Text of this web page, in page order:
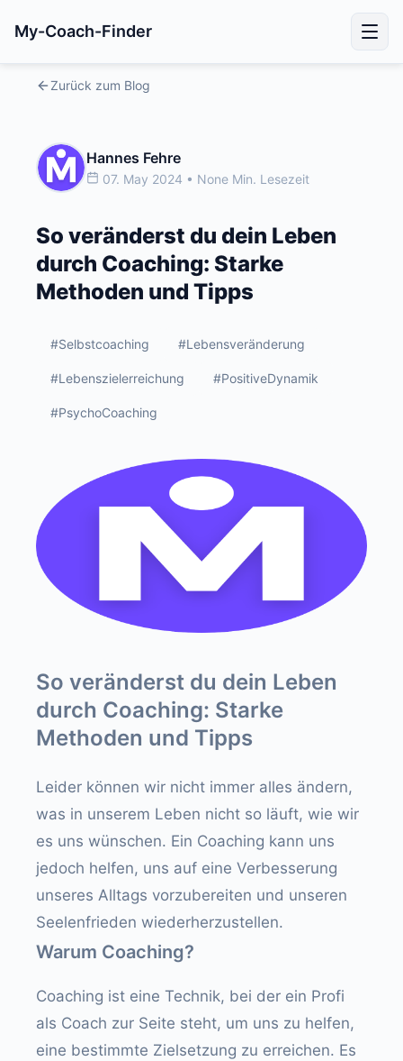
My-Coach-Finder
Zurück zum Blog
Hannes Fehre
07. May 2024 • None Min. Lesezeit
So veränderst du dein Leben
durch Coaching: Starke
Methoden und Tipps
#Selbstcoaching #Lebensveränderung
#Lebenszielerreichung #PositiveDynamik
#PsychoCoaching
So veränderst du dein Leben
durch Coaching: Starke
Methoden und Tipps
Leider können wir nicht immer alles ändern,
was in unserem Leben nicht so läuft, wie wir
es uns wünschen. Ein Coaching kann uns
jedoch helfen, uns auf eine Verbesserung
unseres Alltags vorzubereiten und unseren
Seelenfrieden wiederherzustellen.
Warum Coaching?
Coaching ist eine Technik, bei der ein Profi
als Coach zur Seite steht, um uns zu helfen,
eine bestimmte Zielsetzung zu erreichen. Es